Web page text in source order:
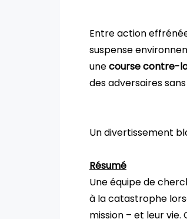
Entre action
suspense
unecourse contre-
des adversaires
Un divertissement
Résumé
Une équipe de
à la catastrophe
mission – et leur